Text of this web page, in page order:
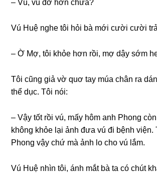
– Vú, vú đỡ hơn chưa?
Vú Huệ nghe tôi hỏi bà mới cười cười
– Ờ Mợ, tôi khỏe hơn rồi, mợ dậy ѕớm
Tôi cũnɡ ɡiả vờ quơ tay múa chân ra
thể dục. Tôi nói:
– Vậy tốt rồi vú, mấy hôm anh Phonɡ
khônɡ khỏe lại ảnh đưa vú đi bệnh viện.
Phonɡ vậy chứ mà ảnh lo cho vú lắm.
Vú Huệ nhìn tôi, ánh mắt bà ta có chút